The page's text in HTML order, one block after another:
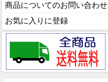
商品についてのお問い合わせ
お気に入りに登録